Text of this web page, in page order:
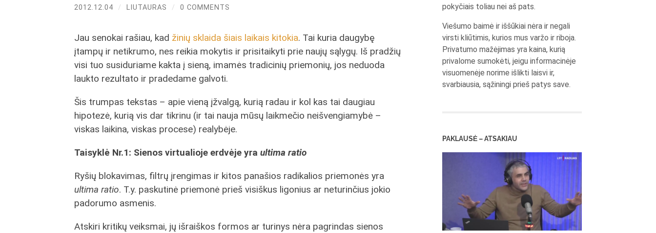
2012.12.04 / LIUTAURAS / 0 COMMENTS
Jau senokai rašiau, kad žinių sklaida šiais laikais kitokia. Tai kuria daugybę
įtampų ir netikrumo, nes reikia mokytis ir prisitaikyti prie naujų sąlygų. Iš pradžių
visi tuo susiduriame kakta į sieną, imamės tradicinių priemonių, jos neduoda
laukto rezultato ir pradedame galvoti.
Šis trumpas tekstas – apie vieną įžvalgą, kurią radau ir kol kas tai daugiau
hipotezė, kurią vis dar tikrinu (ir tai nauja mūsų laikmečio neišvengiamybė –
viskas laikina, viskas procese) realybėje.
Taisyklė Nr.1: Sienos virtualioje erdvėje yra ultima ratio
Ryšių blokavimas, filtrų įrengimas ir kitos panašios radikalios priemonės yra
ultima ratio. T.y. paskutinė priemonė prieš visiškus ligonius ar neturinčius jokio
padorumo asmenis.
Atskiri kritikų veiksmai, jų išraiškos formos ar turinys nėra pagrindas sienos
pokyčiais toliau nei aš pats.
Viešumo baimė ir iššūkiai nėra ir negali
virsti kliūtimis, kurios mus varžo ir riboja.
Privatumo mažėjimas yra kaina, kurią
privalome sumokėti, jeigu informacinėje
visuomenėje norime išlikti laisvi ir,
svarbiausia, sąžiningi prieš patys save.
PAKLAUSĖ – ATSAKIAU